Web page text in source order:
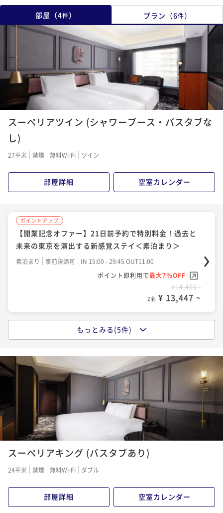
部屋 （4件） プラン （6件）
1
スーペリアツイン (シャワーブース・バスタブな
し)
27平米 禁煙 無料Wi-Fi ツイン
部屋詳細 空室カレンダー
ポイントアップ
【開業記念オファー】21日前予約で特別料金！過去と
未来の東京を演出する新感覚ステイ＜素泊まり＞
素泊まり 事前決済可
IN 15:00 - 29:45 OUT11:00
ポイント即利用で最大7％OFF
¥14,460~
2名 ¥ 13,447 ~
【開業記念オファー】3日前予約で特別料金！東京Ecle
cticで伝統と未来の空間を満喫＜素泊まり＞
素泊まり 事前決済可
IN 15:00 - 29:45 OUT11:00
ポイント即利用で
2名 ¥ 14,229 ~
ポイントアップ
【23年11月開業】東京Eclecticで伝統と未来の空間を
満喫する新感覚なホテルステイ＜素泊まり＞
ポイント即利用で最大7％OFF
¥17,000~
もっとみる(5件)
1 2
スーペリアキング (バスタブあり)
24平米 禁煙 無料Wi-Fi ダブル
部屋詳細 空室カレンダー